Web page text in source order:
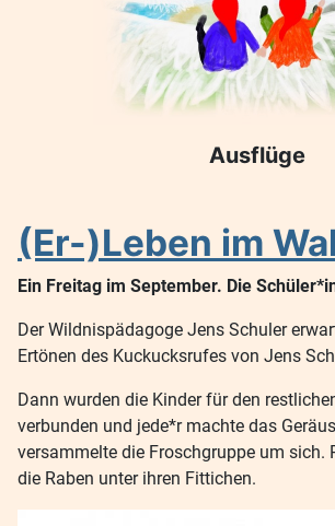
Ausflüge
(Er-)Leben im
Ein Freitag im September. Die
Der Wildnispädagoge Jens Schuler
Ertönen des Kuckucksrufes von Jens
Dann wurden die Kinder für den
verbunden und jede*r machte das
versammelte die Froschgruppe um
die Raben unter ihren Fittichen.